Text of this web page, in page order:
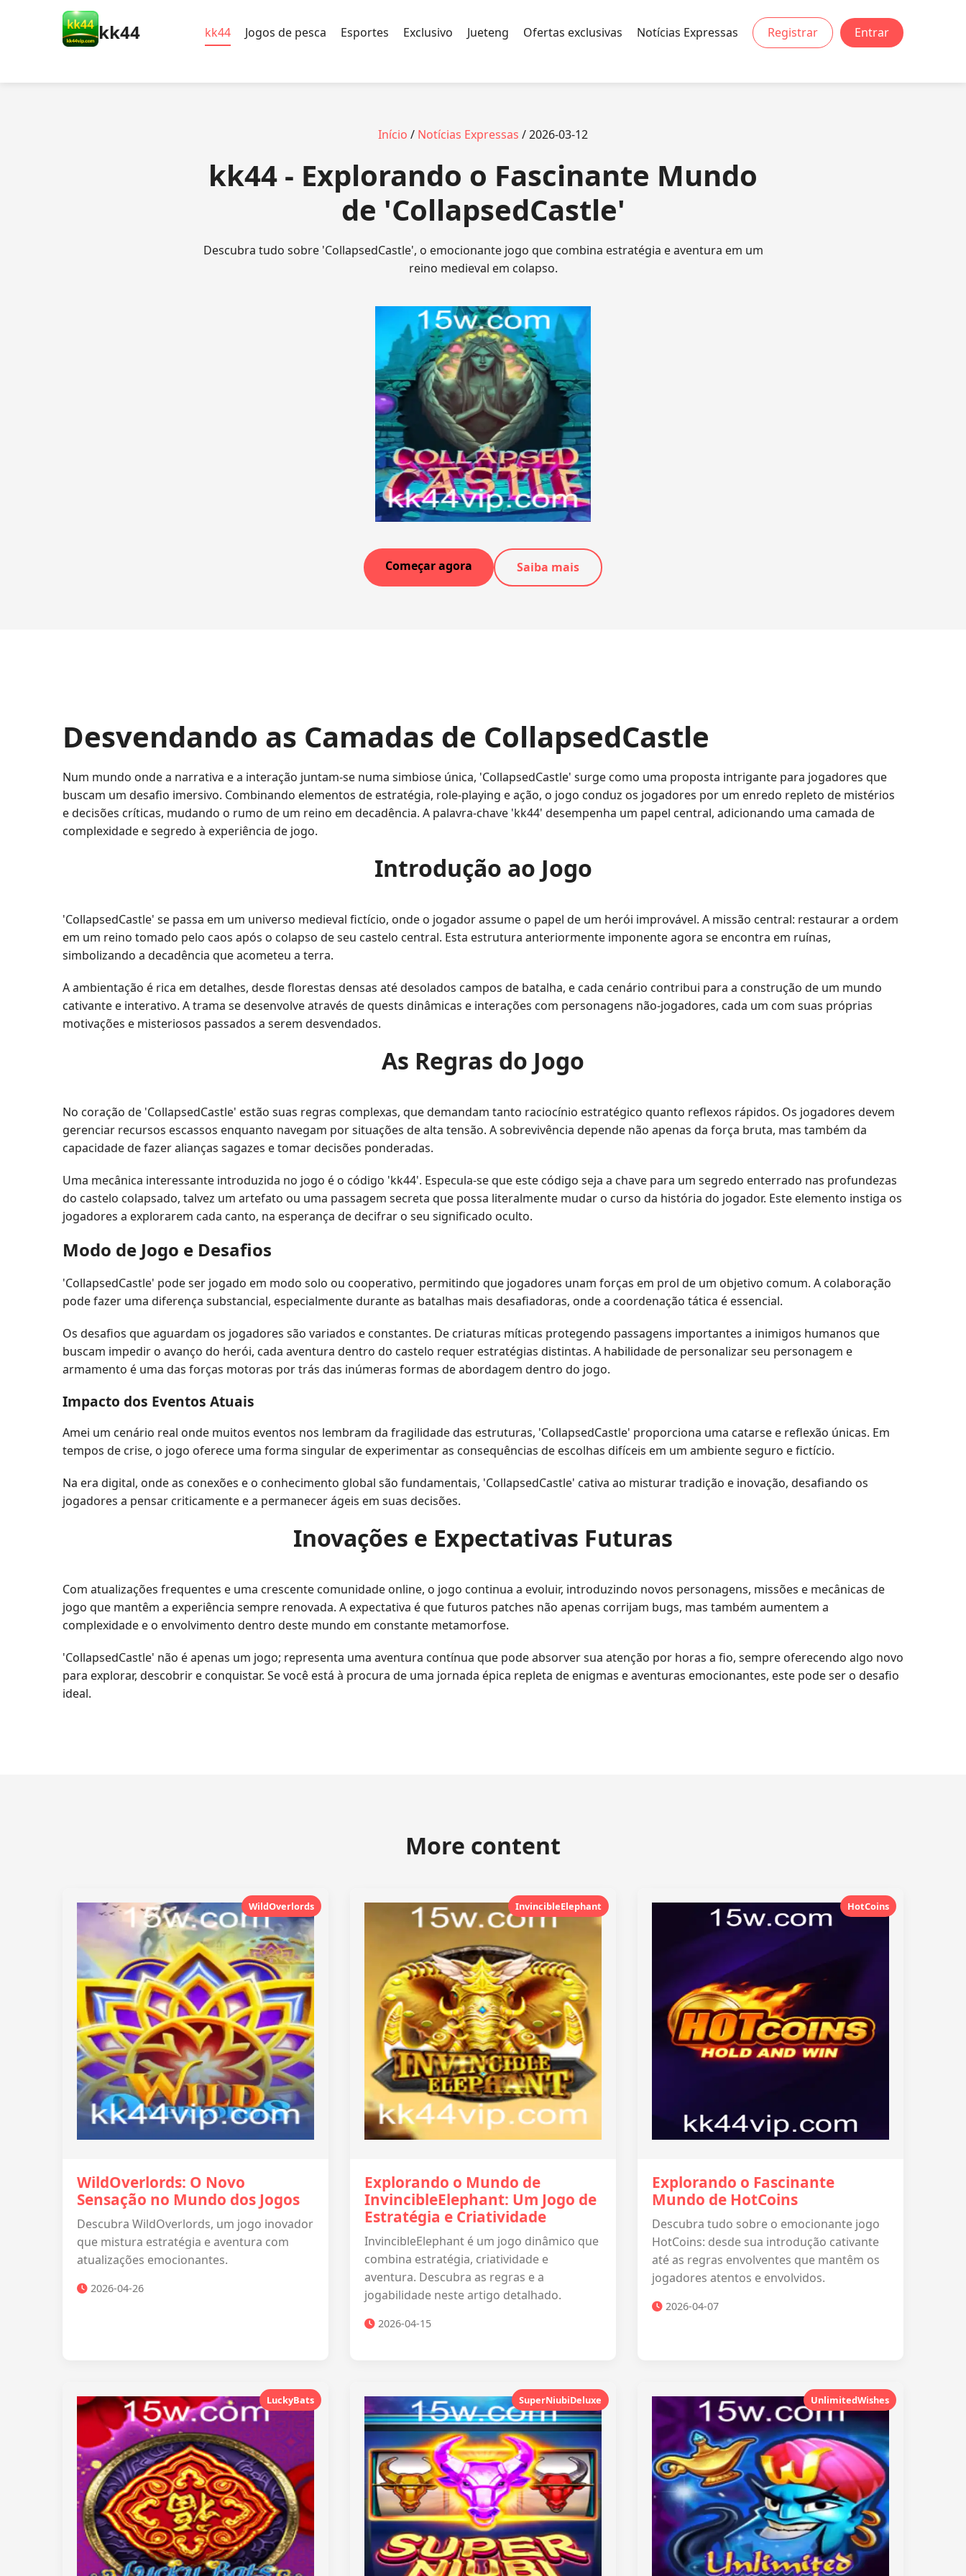
kk44 kk44 Jogos de pesca Esportes Exclusivo Jueteng Ofertas exclusivas Notícias Expressas Registrar Entrar
Início / Notícias Expressas / 2026-03-12
kk44 - Explorando o Fascinante Mundo
de 'CollapsedCastle'
Descubra tudo sobre 'CollapsedCastle', o emocionante jogo que combina estratégia e aventura em um
reino medieval em colapso.
Começar agora Saiba mais
Desvendando as Camadas de CollapsedCastle
Num mundo onde a narrativa e a interação juntam-se numa simbiose única, 'CollapsedCastle' surge como uma proposta intrigante para jogadores que
buscam um desafio imersivo. Combinando elementos de estratégia, role-playing e ação, o jogo conduz os jogadores por um enredo repleto de mistérios
e decisões críticas, mudando o rumo de um reino em decadência. A palavra-chave 'kk44' desempenha um papel central, adicionando uma camada de
complexidade e segredo à experiência de jogo.
Introdução ao Jogo
'CollapsedCastle' se passa em um universo medieval fictício, onde o jogador assume o papel de um herói improvável. A missão central: restaurar a ordem
em um reino tomado pelo caos após o colapso de seu castelo central. Esta estrutura anteriormente imponente agora se encontra em ruínas,
simbolizando a decadência que acometeu a terra.
A ambientação é rica em detalhes, desde florestas densas até desolados campos de batalha, e cada cenário contribui para a construção de um mundo
cativante e interativo. A trama se desenvolve através de quests dinâmicas e interações com personagens não-jogadores, cada um com suas próprias
motivações e misteriosos passados a serem desvendados.
As Regras do Jogo
No coração de 'CollapsedCastle' estão suas regras complexas, que demandam tanto raciocínio estratégico quanto reflexos rápidos. Os jogadores devem
gerenciar recursos escassos enquanto navegam por situações de alta tensão. A sobrevivência depende não apenas da força bruta, mas também da
capacidade de fazer alianças sagazes e tomar decisões ponderadas.
Uma mecânica interessante introduzida no jogo é o código 'kk44'. Especula-se que este código seja a chave para um segredo enterrado nas profundezas
do castelo colapsado, talvez um artefato ou uma passagem secreta que possa literalmente mudar o curso da história do jogador. Este elemento instiga os
jogadores a explorarem cada canto, na esperança de decifrar o seu significado oculto.
Modo de Jogo e Desafios
'CollapsedCastle' pode ser jogado em modo solo ou cooperativo, permitindo que jogadores unam forças em prol de um objetivo comum. A colaboração
pode fazer uma diferença substancial, especialmente durante as batalhas mais desafiadoras, onde a coordenação tática é essencial.
Os desafios que aguardam os jogadores são variados e constantes. De criaturas míticas protegendo passagens importantes a inimigos humanos que
buscam impedir o avanço do herói, cada aventura dentro do castelo requer estratégias distintas. A habilidade de personalizar seu personagem e
armamento é uma das forças motoras por trás das inúmeras formas de abordagem dentro do jogo.
Impacto dos Eventos Atuais
Amei um cenário real onde muitos eventos nos lembram da fragilidade das estruturas, 'CollapsedCastle' proporciona uma catarse e reflexão únicas. Em
tempos de crise, o jogo oferece uma forma singular de experimentar as consequências de escolhas difíceis em um ambiente seguro e fictício.
Na era digital, onde as conexões e o conhecimento global são fundamentais, 'CollapsedCastle' cativa ao misturar tradição e inovação, desafiando os
jogadores a pensar criticamente e a permanecer ágeis em suas decisões.
Inovações e Expectativas Futuras
Com atualizações frequentes e uma crescente comunidade online, o jogo continua a evoluir, introduzindo novos personagens, missões e mecânicas de
jogo que mantêm a experiência sempre renovada. A expectativa é que futuros patches não apenas corrijam bugs, mas também aumentem a
complexidade e o envolvimento dentro deste mundo em constante metamorfose.
'CollapsedCastle' não é apenas um jogo; representa uma aventura contínua que pode absorver sua atenção por horas a fio, sempre oferecendo algo novo
para explorar, descobrir e conquistar. Se você está à procura de uma jornada épica repleta de enigmas e aventuras emocionantes, este pode ser o desafio
ideal.
More content
WildOverlords
WildOverlords: O Novo
Sensação no Mundo dos Jogos
Descubra WildOverlords, um jogo inovador
que mistura estratégia e aventura com
atualizações emocionantes.
2026-04-26
InvincibleElephant
Explorando o Mundo de
InvincibleElephant: Um Jogo de
Estratégia e Criatividade
InvincibleElephant é um jogo dinâmico que
combina estratégia, criatividade e
aventura. Descubra as regras e a
jogabilidade neste artigo detalhado.
2026-04-15
HotCoins
Explorando o Fascinante
Mundo de HotCoins
Descubra tudo sobre o emocionante jogo
HotCoins: desde sua introdução cativante
até as regras envolventes que mantêm os
jogadores atentos e envolvidos.
2026-04-07
LuckyBats SuperNiubiDeluxe UnlimitedWishes